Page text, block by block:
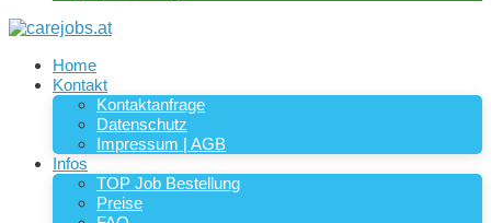
Home
Kontakt
Kontaktanfrage
Datenschutz
Impressum | AGB
Infos
TOP Job Bestellung
Preise